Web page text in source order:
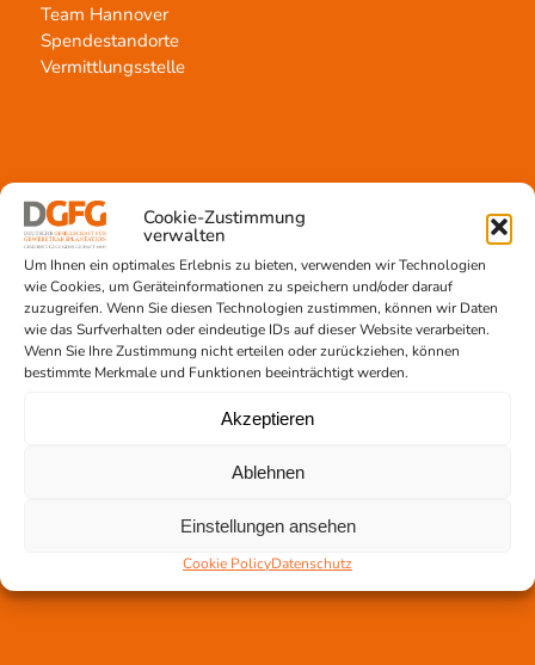
Cookie-Zustimmung
verwalten
Um Ihnen ein optimales Erlebnis zu bieten, verwenden wir Technologien
wie Cookies, um Geräteinformationen zu speichern und/oder darauf
zuzugreifen. Wenn Sie diesen Technologien zustimmen, können wir Daten
wie das Surfverhalten oder eindeutige IDs auf dieser Website verarbeiten.
Wenn Sie Ihre Zustimmung nicht erteilen oder zurückziehen, können
bestimmte Merkmale und Funktionen beeinträchtigt werden.
Akzeptieren
Ablehnen
Einstellungen ansehen
Cookie PolicyDatenschutz
Team Hannover
Spendestandorte
Vermittlungsstelle
Gewebetransplantation
Gewebeprozessierung
Transplantatvermittlung
Transplantat bestellen
Aufklärungsarbeit